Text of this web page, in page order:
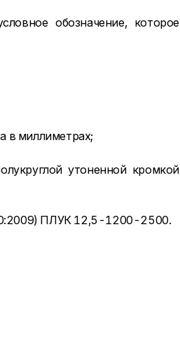
обозначение, которое
в миллиметрах;
утоненной кромкой
ПЛУК 12,5-1200-2500.